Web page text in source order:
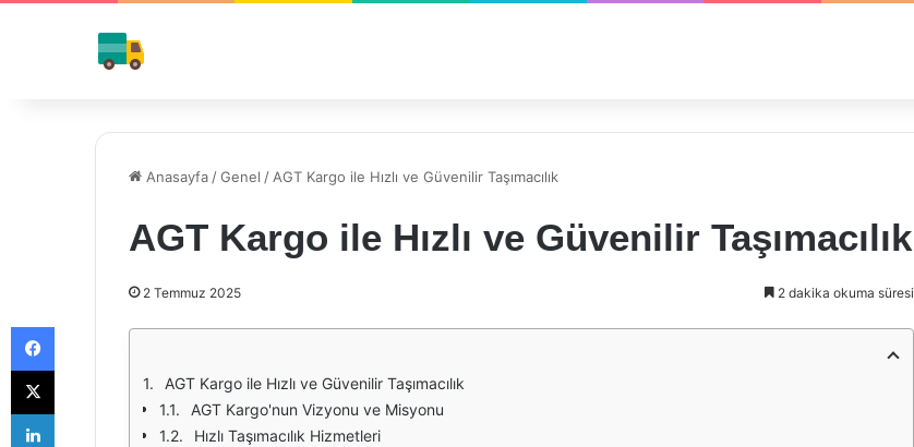
Anasayfa /Genel / AGT Kargo ile Hızlı ve Güvenilir Taşımacılık
AGT Kargo ile Hızlı ve Güvenilir Taşımacılık
2 Temmuz 2025 2 dakika okuma süresi
AGT Kargo ile Hızlı ve Güvenilir Taşımacılık
AGT Kargo'nun Vizyonu ve Misyonu
Hızlı Taşımacılık Hizmetleri
Facebook
X
LinkedIn